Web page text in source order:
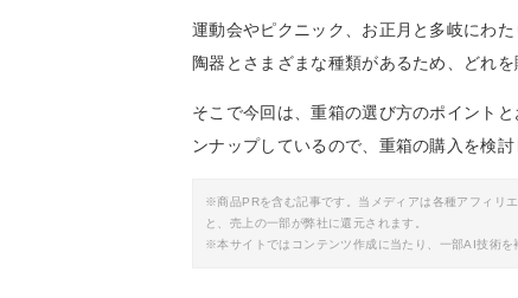
運動会やピクニック、お正月と多岐にわ
陶器とさまざまな種類があるため、どれ
そこで今回は、重箱の選び方のポイント
ンナップしているので、重箱の購入を検
※商品PRを含む記事です。当メディアは各種アフィリ
と、売上の一部が弊社に還元されます。
※本サイトではコンテンツ作成に当たり、一部AI技術を